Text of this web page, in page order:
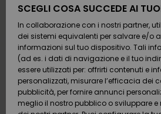
Calzature
e
infradito
Surf /
Acqua
Calzature
e
infradito
Surf /
Acqua
Da
Scoprire
Snow
SURF
Highlights
Comunità
SNOW
Shop
Snow
Shop
Donna
OUTLET
Outlet
Donna
Pagamento
Buono regalo
Quiksilver
Freedom
SCEGLI COSA SUCCEDE AI
In collaborazione con i nostri partner,
dei sistemi equivalenti per salvare e/o
informazioni sul tuo dispositivo. Tali
(ad es. i dati di navigazione e il tuo
essere utilizzati per: offrirti contenuti e
personalizzati, misurare l’efficacia dei
pubblicità, per fornire annunci
meglio il nostro pubblico o sviluppare